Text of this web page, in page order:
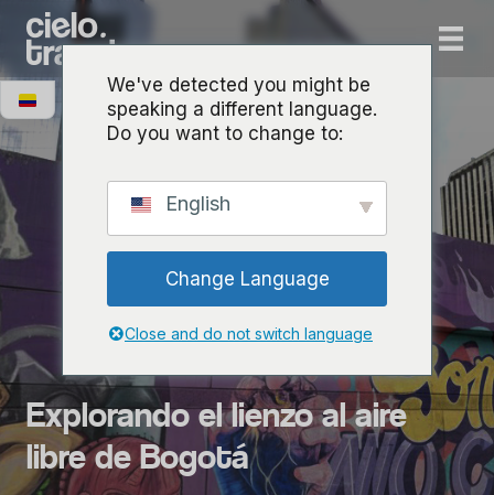
Explorando el lienzo al aire
libre de Bogotá
We've detected you might be
speaking a different language.
Do you want to change to:
English
Change Language
Close and do not switch language